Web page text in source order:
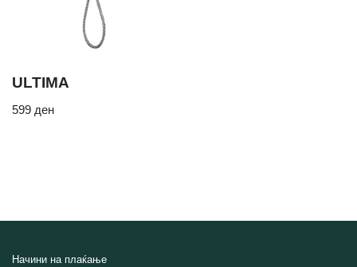
ULTIMA
599 ден
Начини на плаќање